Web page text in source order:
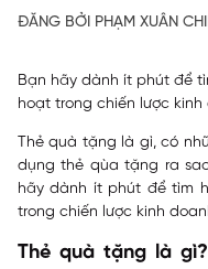
ĐĂNG BỞI PHẠM XUÂN
Bạn hãy dành ít phút để
hoạt trong chiến lược
Thẻ quà tặng là gì, có
dụng thẻ qùa tặng ra
hãy dành ít phút để tìm
trong chiến lược kinh
Thẻ quà tặng là